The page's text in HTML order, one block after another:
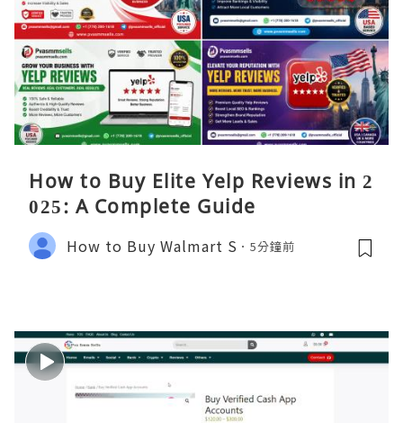
How to Buy Elite Yelp Reviews in 2
025: A Complete Guide
How to Buy Walmart S 5分鐘前